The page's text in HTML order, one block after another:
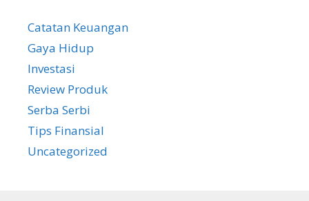
Catatan Keuangan
Gaya Hidup
Investasi
Review Produk
Serba Serbi
Tips Finansial
Uncategorized